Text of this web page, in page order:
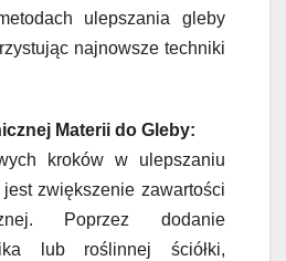
ulepszania gleby
najnowsze techniki
Materii do Gleby:
kroków w ulepszaniu
zwiększenie zawartości
Poprzez dodanie
lub roślinnej ściółki,